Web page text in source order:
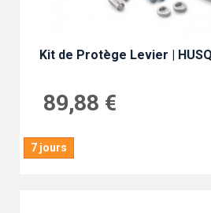
Kit de Protège Levier |
89,88 €
7 jours